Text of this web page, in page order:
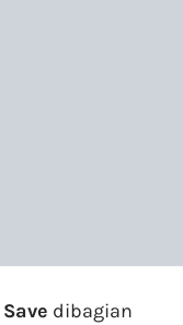
Save dibagian